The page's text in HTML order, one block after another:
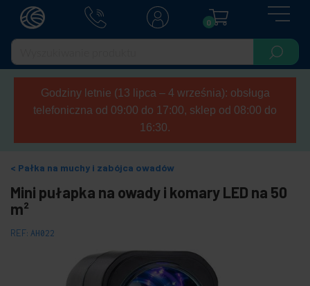
0
Godziny letnie (13 lipca – 4 września): obsługa
telefoniczna od 09:00 do 17:00, sklep od 08:00 do
16:30.
Pałka na muchy i zabójca owadów
Mini pułapka na owady i komary LED na 50
m²
REF: AH022